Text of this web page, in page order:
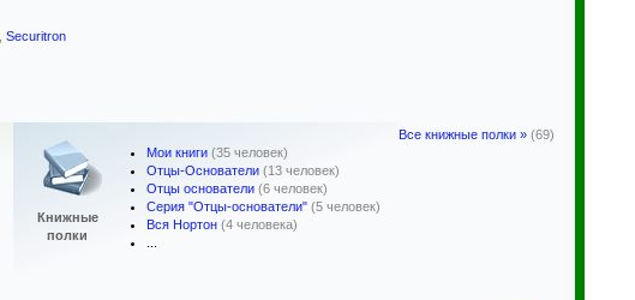
Securitron
Книжные
полки
Мои книги (35 человек)
Отцы-Основатели (13 человек)
Отцы основатели (6 человек)
Серия "Отцы-основатели" (5 человек)
Вся Нортон (4 человека)
Все книжные полки » (69)